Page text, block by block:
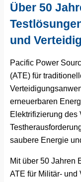
Über 50
und
Pacific Power
(ATE) für
erneuerbaren
Elektrifizierung des
saubere Energie
Mit über 50 Jahren
ATE für Militär- und